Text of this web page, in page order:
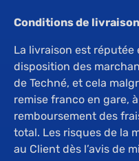
Conditions de livraison
La livraison est réputée
disposition des
de Techné, et cela
remise franco en gare,
remboursement des
total. Les risques de la
au Client dès l’avis de